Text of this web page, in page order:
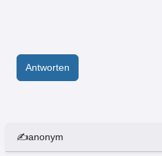
Antworten
✍anonym